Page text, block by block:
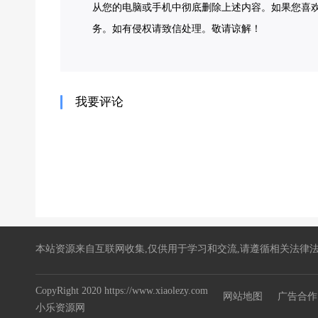
从您的电脑或手机中彻底删除上述内容。如果您
务。如有侵权请致信处理。敬请谅解！
我要评论
本站资源来自互联网收集,仅供用于学习和交流,请遵循相关法
CopyRight 2020 https://www.xiaolezy.com
小乐资源网
网站地图 广告合作